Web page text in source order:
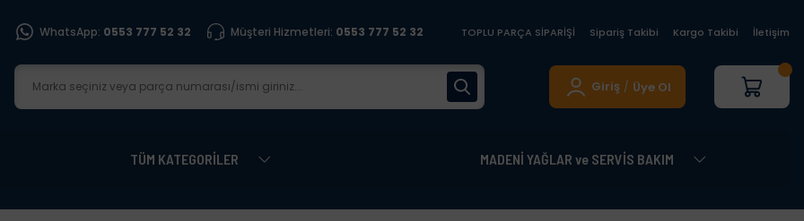
WhatsApp: 0553 777 52 32 Müşteri Hizmetleri: 0553 777 52 32 TOPLU PARÇA SİPARİŞİ Sipariş Takibi Kargo Takibi İletişim
Giriş / Üye Ol
TÜM KATEGORİLER MADENİ YAĞLAR ve SERVİS BAKIM